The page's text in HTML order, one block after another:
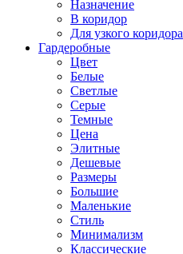
Назначение
В коридор
Для узкого коридора
Гардеробные
Цвет
Белые
Светлые
Серые
Темные
Цена
Элитные
Дешевые
Размеры
Большие
Маленькие
Стиль
Минимализм
Классические